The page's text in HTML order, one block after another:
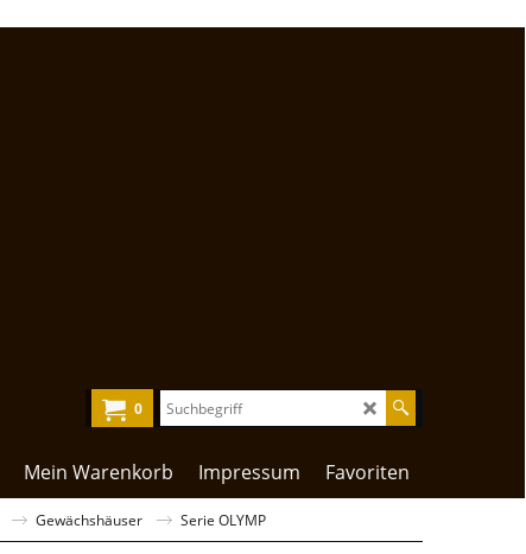
0
Mein Warenkorb Impressum Favoriten
Gewächshäuser Serie OLYMP